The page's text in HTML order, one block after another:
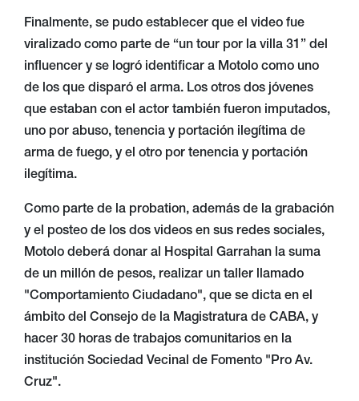
Finalmente, se pudo establecer que el video fue
viralizado como parte de “un tour por la villa 31” del
influencer y se logró identificar a Motolo como uno
de los que disparó el arma. Los otros dos jóvenes
que estaban con el actor también fueron imputados,
uno por abuso, tenencia y portación ilegítima de
arma de fuego, y el otro por tenencia y portación
ilegítima.
Como parte de la probation, además de la grabación
y el posteo de los dos videos en sus redes sociales,
Motolo deberá donar al Hospital Garrahan la suma
de un millón de pesos, realizar un taller llamado
"Comportamiento Ciudadano", que se dicta en el
ámbito del Consejo de la Magistratura de CABA, y
hacer 30 horas de trabajos comunitarios en la
institución Sociedad Vecinal de Fomento "Pro Av.
Cruz".